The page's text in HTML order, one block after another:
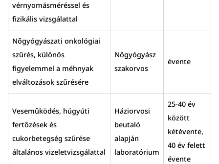
vérnyomásméréssel és
fizikális vizsgálattal
Nőgyógyászati onkológiai
szűrés, különös
figyelemmel a méhnyak
elváltozások szűrésére
Nőgyógyász
szakorvos
évente
Veseműködés, húgyúti
fertőzések és
cukorbetegség szűrése
általános vizeletvizsgálattal
Háziorvosi
beutaló
alapján
laboratórium
25-40 év
között
kétévente,
40 év felett
évente